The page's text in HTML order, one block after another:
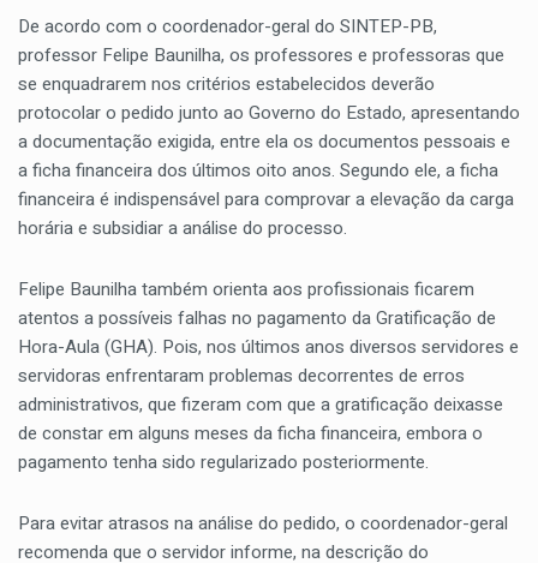
De acordo com o coordenador-geral do SINTEP-PB,
professor Felipe Baunilha, os professores e professoras que
se enquadrarem nos critérios estabelecidos deverão
protocolar o pedido junto ao Governo do Estado, apresentando
a documentação exigida, entre ela os documentos pessoais e
a ficha financeira dos últimos oito anos. Segundo ele, a ficha
financeira é indispensável para comprovar a elevação da carga
horária e subsidiar a análise do processo.
Felipe Baunilha também orienta aos profissionais ficarem
atentos a possíveis falhas no pagamento da Gratificação de
Hora-Aula (GHA). Pois, nos últimos anos diversos servidores e
servidoras enfrentaram problemas decorrentes de erros
administrativos, que fizeram com que a gratificação deixasse
de constar em alguns meses da ficha financeira, embora o
pagamento tenha sido regularizado posteriormente.
Para evitar atrasos na análise do pedido, o coordenador-geral
recomenda que o servidor informe, na descrição do